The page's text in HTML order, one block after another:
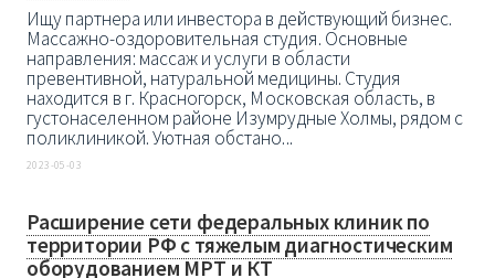
Ищу партнера или инвестора в действующий бизнес.
Массажно-оздоровительная студия. Основные
направления: массаж и услуги в области
превентивной, натуральной медицины. Студия
находится в г. Красногорск, Московская область, в
густонаселенном районе Изумрудные Холмы, рядом с
поликлиникой. Уютная обстано...
2023-05-03
Расширение сети федеральных клиник по
территории РФ с тяжелым диагностическим
оборудованием МРТ и КТ